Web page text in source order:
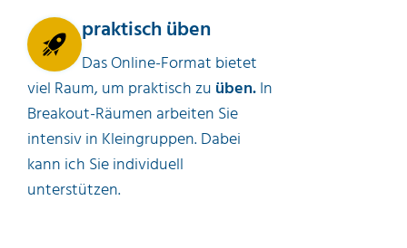
praktisch üben
DasOnline-Format bietet
viel Raum, um praktisch zu üben.In
Breakout-Räumen arbeiten Sie
intensiv in Kleingruppen. Dabei
kann ich Sie individuell
unterstützen.